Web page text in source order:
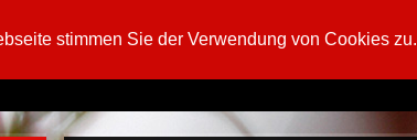
stimmen Sie der Verwendung von Cookies zu.